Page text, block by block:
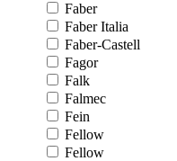
Faber
Faber Italia
Faber-Castell
Fagor
Falk
Falmec
Fein
Fellow
Fellow